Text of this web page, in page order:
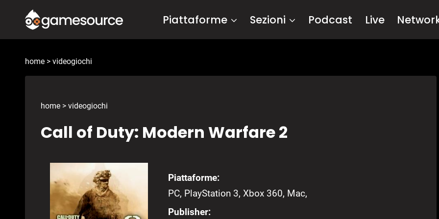
contenuto
Piattaforme Sezioni Podcast Live
home > videogiochi
home > videogiochi
Call of Duty: Modern Warfare 2
Piattaforme:
PC, PlayStation 3, Xbox 360, Mac,
Publisher: